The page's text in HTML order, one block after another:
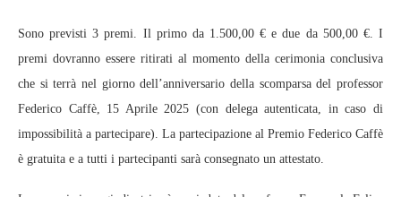
Sono previsti 3 premi. Il primo da 1.500,00 € e due da 500,00 €. I
premi dovranno essere ritirati al momento della cerimonia conclusiva
che si terrà nel giorno dell’anniversario della scomparsa del professor
Federico Caffè, 15 Aprile 2025 (con delega autenticata, in caso di
impossibilità a partecipare). La partecipazione al Premio Federico Caffè
è gratuita e a tutti i partecipanti sarà consegnato un attestato.